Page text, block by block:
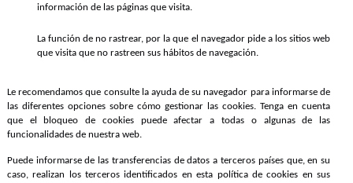
información de las páginas que visita.
La función de no rastrear, por la que el navegador pide a los sitios web
que visita que no rastreen sus hábitos de navegación.
Le recomendamos que consulte la ayuda de su navegador para informarse de
las diferentes opciones sobre cómo gestionar las cookies.Tenga en cuenta
que el bloqueo de cookies puede afectar a todas o algunas de las
funcionalidades de nuestra web.
Puede informarse de las transferencias de datos a terceros países que, en su
caso, realizan los terceros identificados en esta política de cookies en sus